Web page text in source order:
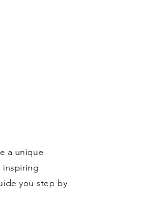
a unique
inspiring
you step by